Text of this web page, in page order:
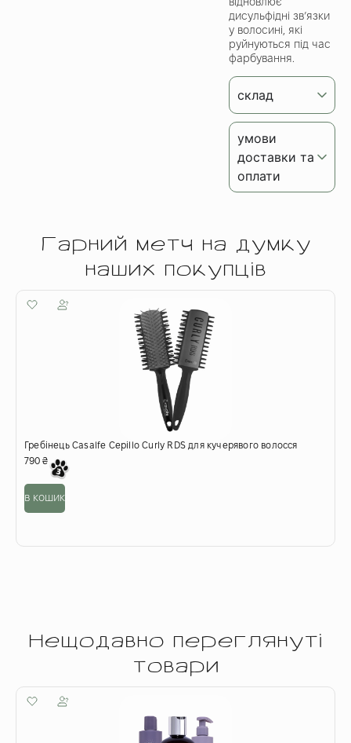
дисульфідні зв’язки
у волосині, які
руйнуються під час
фарбування.
склад
умови
доставки та
оплати
Гарний метч на думку
наших покупців
Гребінець Casalfe Cepillo Curly RDS для кучерявого волосся
790 ₴
в кошик
Нещодавно переглянуті
товари